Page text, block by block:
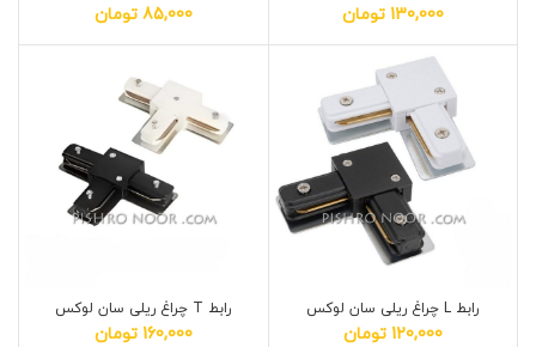
130,000 تومان 85,000 تومان
رابط L چراغ ریلی سان لوکس
120,000 تومان
رابط T چراغ ریلی سان لوکس
160,000 تومان